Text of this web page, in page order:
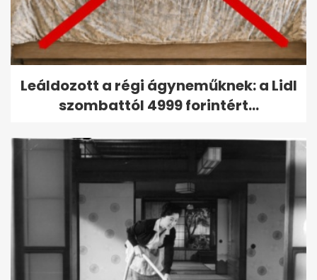
Leáldozott a régi ágyneműknek: a Lidl
szombattól 4999 forintért...